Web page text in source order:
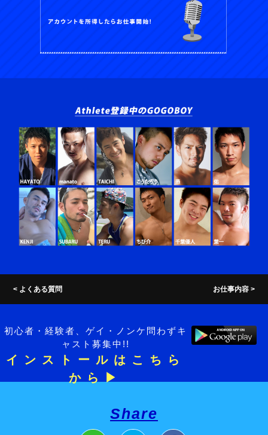
<よくある質問 お仕事内容>
初心者・経験者、ゲイ・ノンケ問わずキ
ャスト募集中!!
インストールはこちら
から▶︎
Share